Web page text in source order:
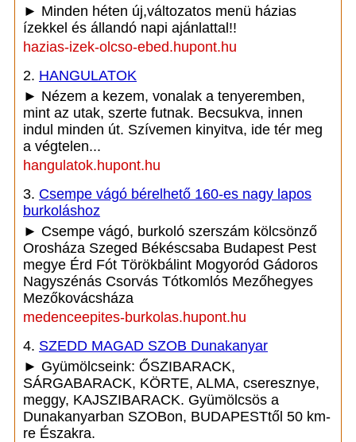
► Minden héten új,változatos menü házias
ízekkel és állandó napi ajánlattal!!
hazias-izek-olcso-ebed.hupont.hu
2. HANGULATOK
► Nézem a kezem, vonalak a tenyeremben,
mint az utak, szerte futnak. Becsukva, innen
indul minden út. Szívemen kinyitva, ide tér meg
a végtelen...
hangulatok.hupont.hu
3. Csempe vágó bérelhető 160-es nagy lapos
burkoláshoz
► Csempe vágó, burkoló szerszám kölcsönző
Orosháza Szeged Békéscsaba Budapest Pest
megye Érd Fót Törökbálint Mogyoród Gádoros
Nagyszénás Csorvás Tótkomlós Mezőhegyes
Mezőkovácsháza
medenceepites-burkolas.hupont.hu
4. SZEDD MAGAD SZOB Dunakanyar
► Gyümölcseink: ŐSZIBARACK,
SÁRGABARACK, KÖRTE, ALMA, cseresznye,
meggy, KAJSZIBARACK. Gyümölcsös a
Dunakanyarban SZOBon, BUDAPESTtől 50 km-
re Északra.